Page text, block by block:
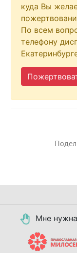
куда Вы
По всем
телефону
Мне